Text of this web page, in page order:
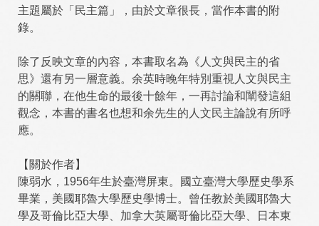
主題屬於「民主篇」，由於文章很長，當作本書的附
錄。
除了反映文章的內容，本書取名為《人文與民主的省
思》還有另一層意義。余英時晚年特別重視人文與民主
的關聯，在他生命的最後十餘年，一再討論和闡發這組
觀念，本書的書名也想和余先生的人文民主論說有所呼
應。
【關於作者】
陳弱水，1956年生於臺灣屏東。國立臺灣大學歷史學系
畢業，美國耶魯大學歷史學博士。曾任教於美國耶魯大
學及哥倫比亞大學、加拿大英屬哥倫比亞大學、日本東